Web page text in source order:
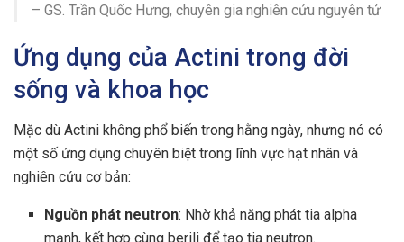
– GS. Trần Quốc Hưng, chuyên gia nghiên cứu nguyên tử
Ứng dụng của Actini trong đời
sống và khoa học
Mặc dù Actini không phổ biến trong hằng ngày, nhưng nó có
một số ứng dụng chuyên biệt trong lĩnh vực hạt nhân và
nghiên cứu cơ bản:
Nguồn phát neutron: Nhờ khả năng phát tia alpha
mạnh, kết hợp cùng berili để tạo tia neutron.